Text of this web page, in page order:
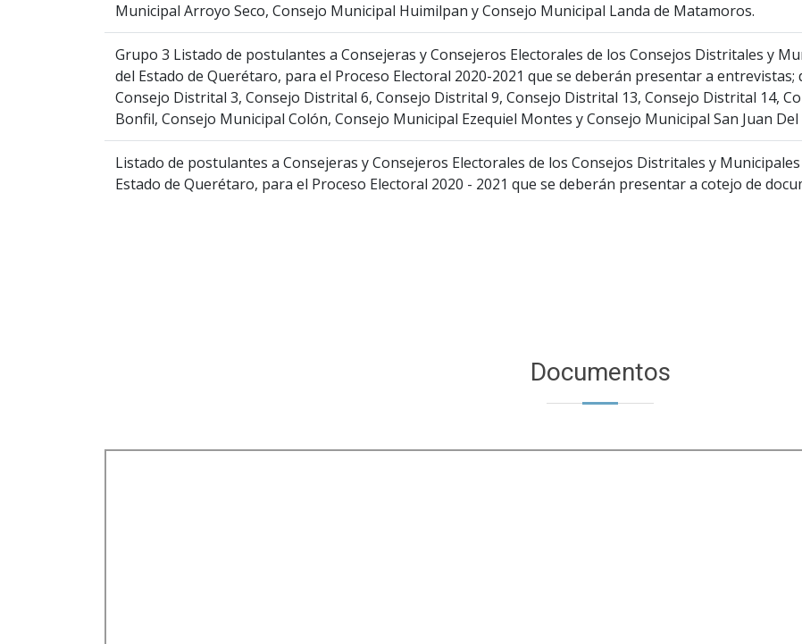
Municipal Arroyo Seco, Consejo Municipal Huimilpan y Consejo Municipal Landa de Matamoros.
Grupo 3 Listado de postulantes a Consejeras y Consejeros Electorales de los Consejos Distritales y
del Estado de Querétaro, para el Proceso Electoral 2020-2021 que se deberán presentar a entrevistas;
Consejo Distrital 3, Consejo Distrital 6, Consejo Distrital 9, Consejo Distrital 13, Consejo Distrital 14,
Bonfil, Consejo Municipal Colón, Consejo Municipal Ezequiel Montes y Consejo Municipal San Juan Del
Listado de postulantes a Consejeras y Consejeros Electorales de los Consejos Distritales y
Estado de Querétaro, para el Proceso Electoral 2020 - 2021 que se deberán presentar a cotejo de
Documentos